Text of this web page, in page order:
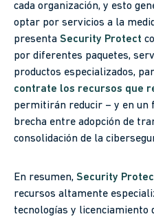
cada organización, y esto
optar por servicios a la
presenta Security Protect
por diferentes paquetes,
productos especializados,
contrate los recursos que
permitirán reducir – y en un
brecha entre adopción de
consolidación de la
En resumen, Security
recursos altamente
tecnologías y licenciamiento